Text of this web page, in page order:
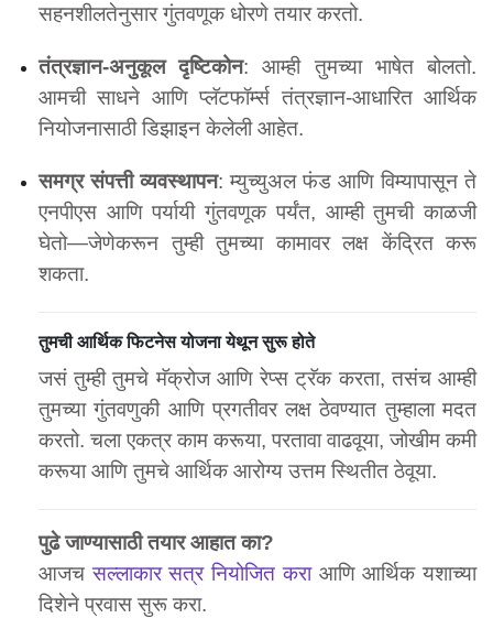
सहनशीलतेनुसार गुंतवणूक धोरणे तयार करतो.
तंत्रज्ञान-अनुकूल दृष्टिकोन: आम्ही तुमच्या भाषेत बोलतो.
आमची साधने आणि प्लॅटफॉर्म्स तंत्रज्ञान-आधारित आर्थिक
नियोजनासाठी डिझाइन केलेली आहेत.
समग्र संपत्ती व्यवस्थापन: म्युच्युअल फंड आणि विम्यापासून ते
एनपीएस आणि पर्यायी गुंतवणूक पर्यंत, आम्ही तुमची काळजी
घेतो—जेणेकरून तुम्ही तुमच्या कामावर लक्ष केंद्रित करू
शकता.
तुमची आर्थिक फिटनेस योजना येथून सुरू होते
जसं तुम्ही तुमचे मॅक्रोज आणि रेप्स ट्रॅक करता, तसंच आम्ही
तुमच्या गुंतवणुकी आणि प्रगतीवर लक्ष ठेवण्यात तुम्हाला मदत
करतो. चला एकत्र काम करूया, परतावा वाढवूया, जोखीम कमी
करूया आणि तुमचे आर्थिक आरोग्य उत्तम स्थितीत ठेवूया.
पुढे जाण्यासाठी तयार आहात का?
आजचसल्लाकार सत्र नियोजित कराआणि आर्थिक यशाच्या
दिशेने प्रवास सुरू करा.